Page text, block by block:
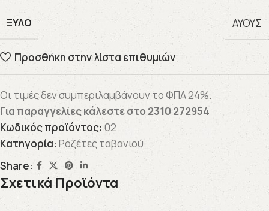
ΞΎΛΟ ΑΥΟΥΣ
Προσθήκη στην λίστα επιθυμιών
Οι τιμές δεν συμπεριλαμβάνουν το ΦΠΑ 24%.
Για παραγγελίες κάλεστε στο 2310 272954
Κωδικός προϊόντος: 02
Κατηγορία: Ροζέτες ταβανιού
Share:
Σχετικά Προϊόντα